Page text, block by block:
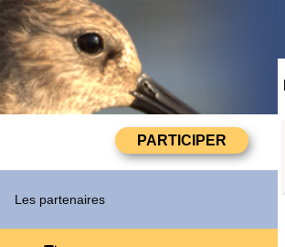
Les partenaires